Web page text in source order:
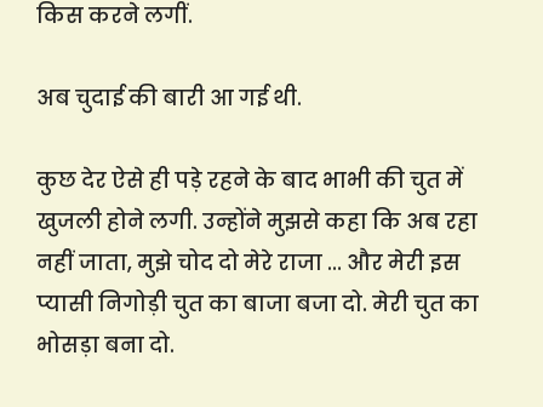
किस करने लगीं.
अब चुदाई की बारी आ गई थी.
कुछ देर ऐसे ही पड़े रहने के बाद भाभी की चुत में
खुजली होने लगी. उन्होंने मुझसे कहा कि अब रहा
नहीं जाता, मुझे चोद दो मेरे राजा … और मेरी इस
प्यासी निगोड़ी चुत का बाजा बजा दो. मेरी चुत का
भोसड़ा बना दो.